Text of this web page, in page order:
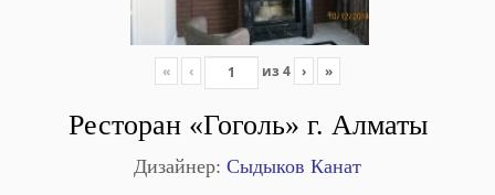
« ‹ из 4 › »
Ресторан «Гоголь» г. Алматы
Дизайнер: Сыдыков Канат